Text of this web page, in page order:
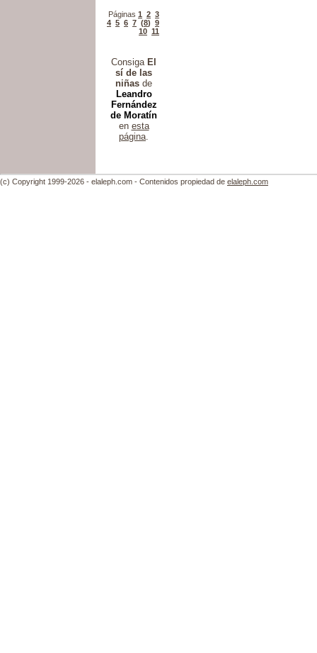
Páginas 1 2 3
4 5 6 7 (8) 9
10 11
Consiga El
sí de las
niñas de
Leandro
Fernández
de Moratín
en esta
página.
(c) Copyright 1999-2026 - elaleph.com - Contenidos propiedad de elaleph.com